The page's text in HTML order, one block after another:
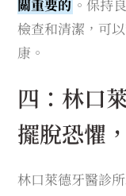
關重要的 。保持
檢查和清潔，可
康。
四：林口
擺脫恐懼
林口萊德牙醫診